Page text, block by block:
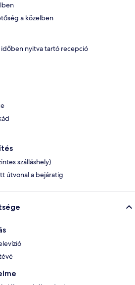
a közelben
nyitva tartó recepció
szálláshely)
útvonal a bejáratig